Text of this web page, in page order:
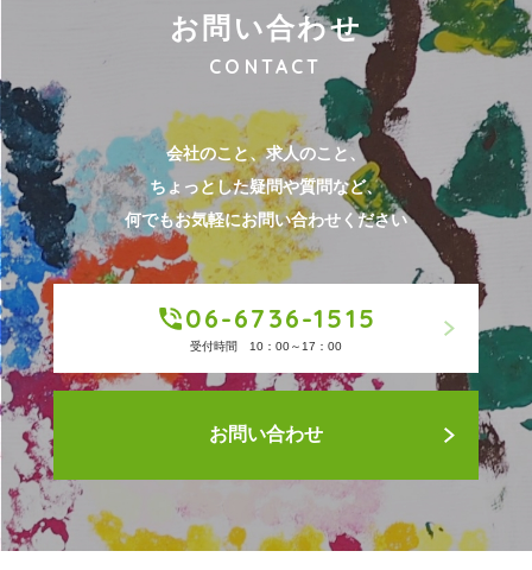
お問い合わせ
CONTACT
会社のこと、求人のこと、
ちょっとした疑問や質問など、
何でもお気軽にお問い合わせください
06-6736-1515
受付時間 10：00～17：00
お問い合わせ